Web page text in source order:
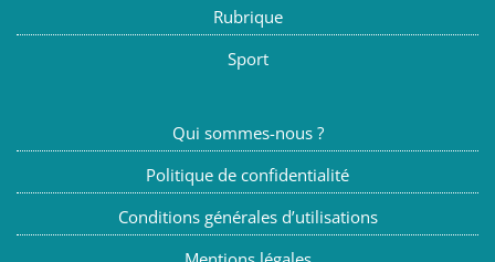
Rubrique
Sport
Qui sommes-nous ?
Politique de confidentialité
Conditions générales d’utilisations